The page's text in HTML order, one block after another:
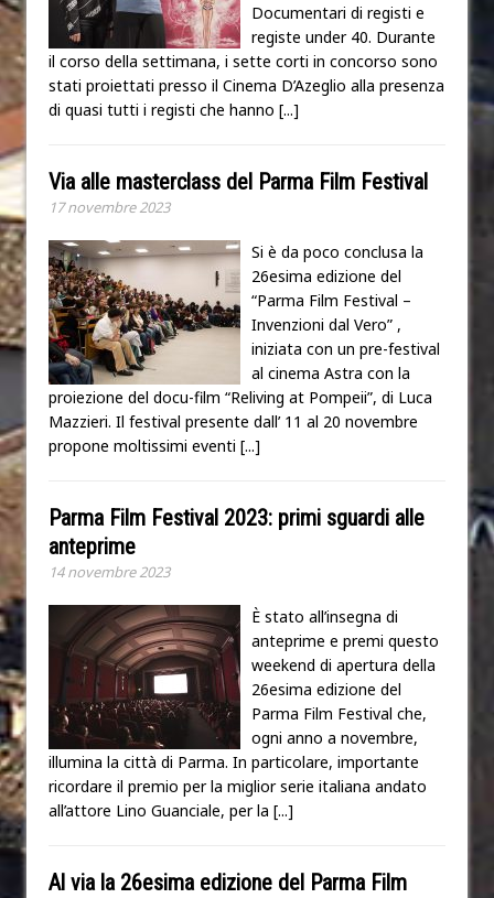
Documentari di registi e
registe under 40. Durante
il corso della settimana, i sette corti in concorso sono
stati proiettati presso il Cinema D’Azeglio alla presenza
di quasi tutti i registi che hanno [...]
Via alle masterclass del Parma Film Festival
17 novembre 2023
Si è da poco conclusa la
26esima edizione del
“Parma Film Festival –
Invenzioni dal Vero” ,
iniziata con un pre-festival
al cinema Astra con la
proiezione del docu-film “Reliving at Pompeii”, di Luca
Mazzieri. Il festival presente dall’ 11 al 20 novembre
propone moltissimi eventi [...]
Parma Film Festival 2023: primi sguardi alle
anteprime
14 novembre 2023
È stato all’insegna di
anteprime e premi questo
weekend di apertura della
26esima edizione del
Parma Film Festival che,
ogni anno a novembre,
illumina la città di Parma. In particolare, importante
ricordare il premio per la miglior serie italiana andato
all’attore Lino Guanciale, per la [...]
Al via la 26esima edizione del Parma Film